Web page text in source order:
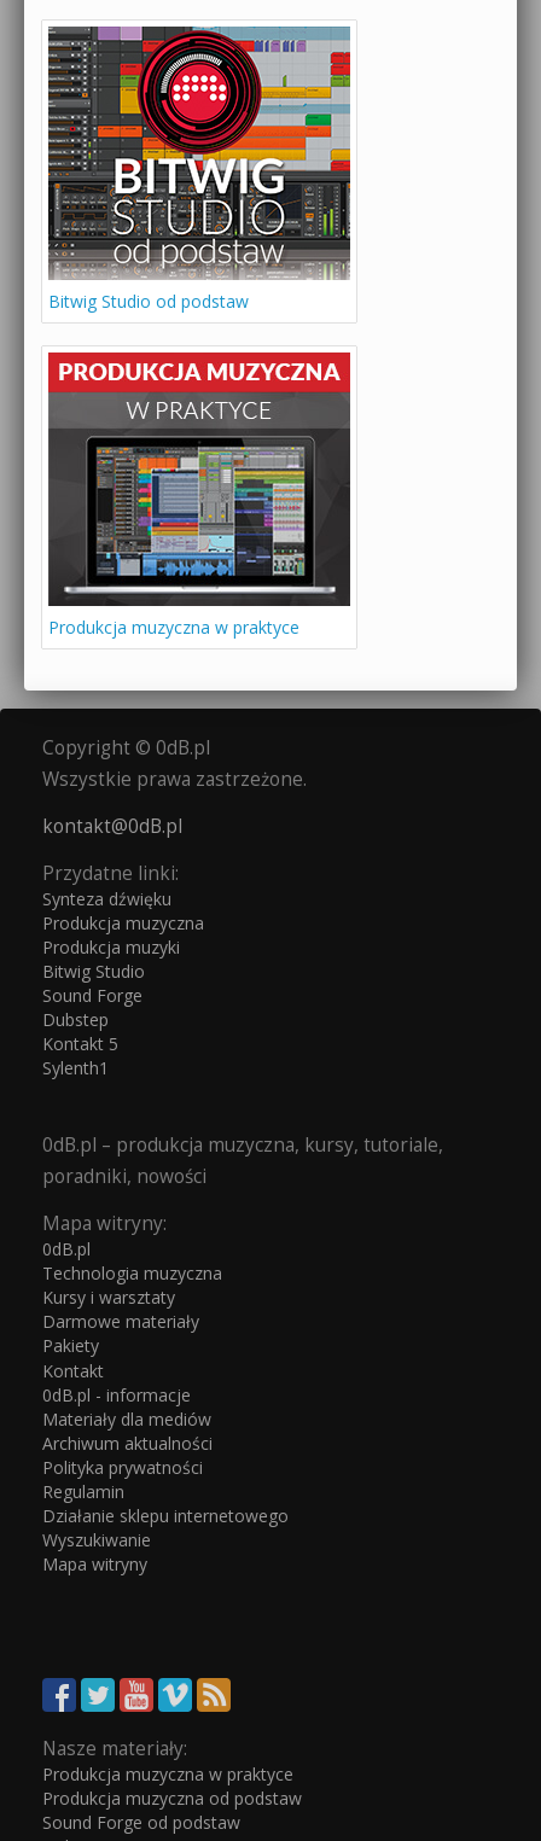
Bitwig Studio od podstaw
Produkcja muzyczna w praktyce
Copyright © 0dB.pl
Wszystkie prawa zastrzeżone.
kontakt@0dB.pl
Przydatne linki:
Synteza dźwięku
Produkcja muzyczna
Produkcja muzyki
Bitwig Studio
Sound Forge
Dubstep
Kontakt 5
Sylenth1
0dB.pl – produkcja muzyczna, kursy, tutoriale,
poradniki, nowości
Mapa witryny:
0dB.pl
Technologia muzyczna
Kursy i warsztaty
Darmowe materiały
Pakiety
Kontakt
0dB.pl - informacje
Materiały dla mediów
Archiwum aktualności
Polityka prywatności
Regulamin
Działanie sklepu internetowego
Wyszukiwanie
Mapa witryny
Nasze materiały:
Produkcja muzyczna w praktyce
Produkcja muzyczna od podstaw
Sound Forge od podstaw